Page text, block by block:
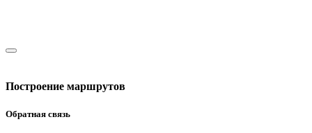
Построение маршрутов
Обратная связь